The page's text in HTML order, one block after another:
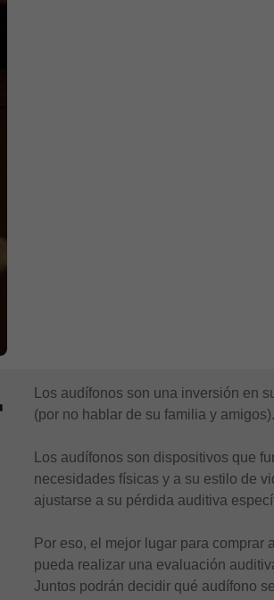
Los audífonos son una inversión en
(por no hablar de su familia y amigos).
Los audífonos son dispositivos que
necesidades físicas y a su estilo de
ajustarse a su pérdida auditiva
Por eso, el mejor lugar para comprar
pueda realizar una evaluación
Juntos podrán decidir qué audífono